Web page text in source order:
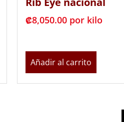
₡8,050.00 por kilo
Añadir al carrito